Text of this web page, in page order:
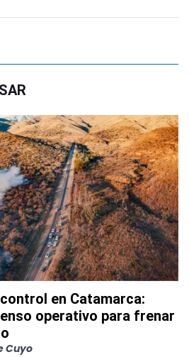
en Catamarca:
operativo para frenar
Cuyo